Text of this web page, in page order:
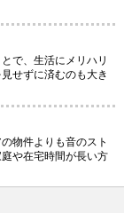
で、生活にメリハリ
せずに済むのも大き
物件よりも音のスト
や在宅時間が長い方